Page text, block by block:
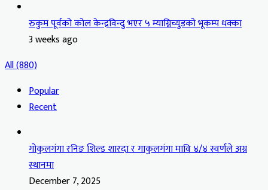
रुकुम पूर्वको कोल केन्द्रविन्दु भएर ५ म्याग्निच्युडको भूकम्प धक्का
3 weeks ago
All (880)
Popular
Recent
गोकुलगंगा रनिङ शिल्ड शारदा र गाकुलगंगा मावि ४/४ स्वर्णले अग्र
स्थानमा
December 7, 2025